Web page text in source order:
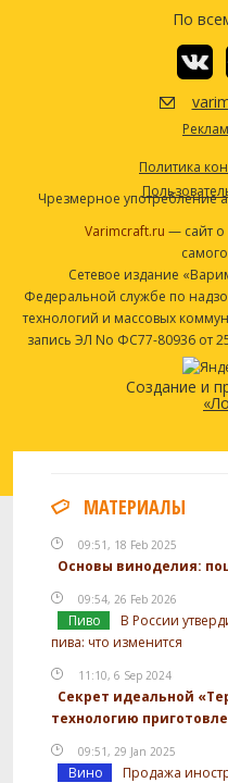
По
Политика
Чрезмерное употребление
Varimcraft.ru — сайт
Сетевое издание
Федеральной службе по
технологий и массовых
запись ЭЛ No ФС77-80936 от
Создание и
МАТЕРИАЛЫ
09:51, 18 Feb 2025
Основы виноделия:
09:54, 26 Feb 2026
Пиво
В России
пива: что изменится
11:10, 6 Sep 2024
Секрет идеальной
технологию
09:51, 29 Jan 2025
Вино
Продажа